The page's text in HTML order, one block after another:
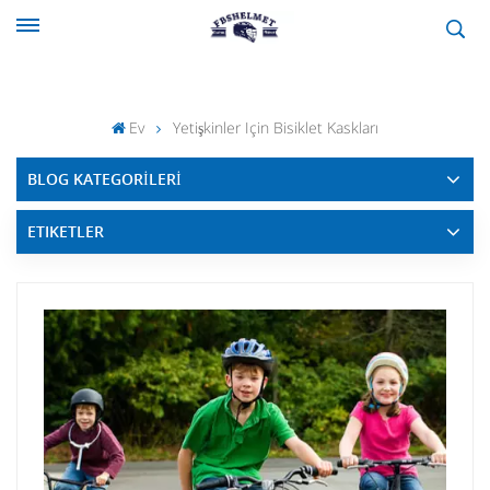
Ev Yetişkinler Için Bisiklet Kaskları
BLOG KATEGORİLERİ
ETIKETLER